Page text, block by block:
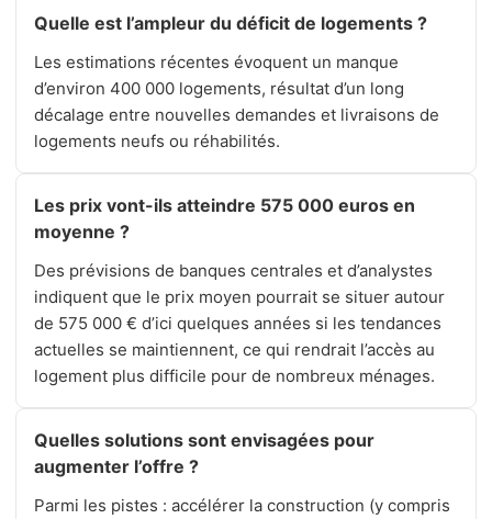
Quelle est l’ampleur du déficit de logements ?
Les estimations récentes évoquent un manque
d’environ 400 000 logements, résultat d’un long
décalage entre nouvelles demandes et livraisons de
logements neufs ou réhabilités.
Les prix vont-ils atteindre 575 000 euros en
moyenne ?
Des prévisions de banques centrales et d’analystes
indiquent que le prix moyen pourrait se situer autour
de 575 000 € d’ici quelques années si les tendances
actuelles se maintiennent, ce qui rendrait l’accès au
logement plus difficile pour de nombreux ménages.
Quelles solutions sont envisagées pour
augmenter l’offre ?
Parmi les pistes : accélérer la construction (y compris